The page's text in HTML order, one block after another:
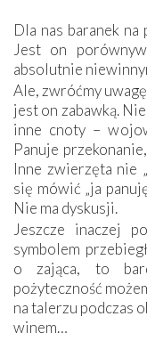
Dla nas baranek
Jest on
absolutnie
Ale, zwróćmy
jest on zabawką.
inne cnoty –
Panuje
Inne zwierzęta nie
się mówić „ja
Nie ma dyskusji.
Jeszcze inaczej
symbolem
o zająca, to
pożyteczność
na talerzu podczas
winem…